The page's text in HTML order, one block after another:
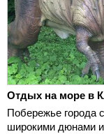
Отдых на море в
Побережье города
широкими дюнами